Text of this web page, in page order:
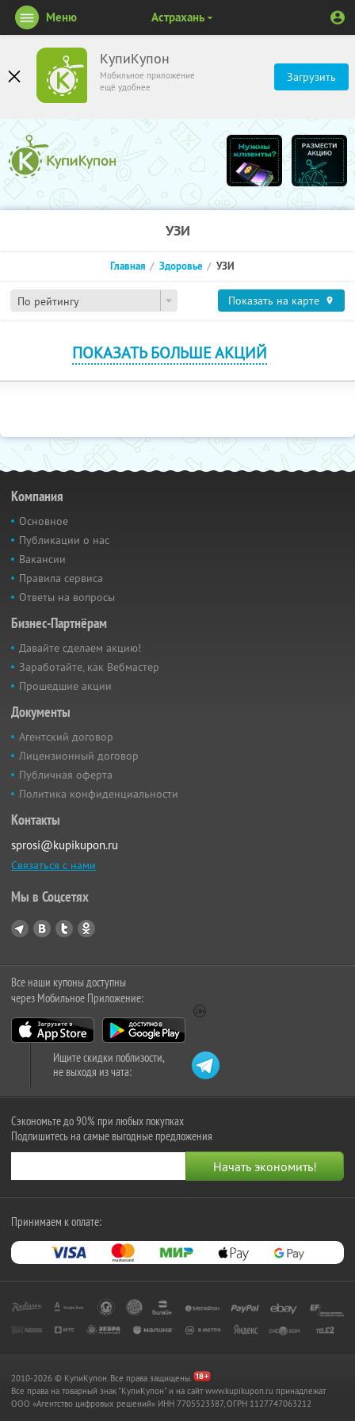
КупиКупон
Мобильное приложение
ещё удобнее
Загрузить
Меню Астрахань
УЗИ
По рейтингу
Главная Здоровье УЗИ
Показать на карте
ПОКАЗАТЬ БОЛЬШЕ АКЦИЙ
Компания
Основное
Публикации о нас
Вакансии
Правила сервиса
Ответы на вопросы
Бизнес-Партнёрам
Давайте сделаем акцию!
Заработайте, как Вебмастер
Прошедшие акции
Документы
Агентский договор
Лицензионный договор
Публичная оферта
Политика конфиденциальности
Контакты
sprosi@kupikupon.ru
Связаться с нами
Мы в Соцсетях
Все наши купоны доступны
через Мобильное Приложение:
Ищите скидки поблизости,
не выходя из чата:
Сэкономьте до 90% при любых покупках
Подпишитесь на самые выгодные предложения
Принимаем к оплате:
2010-2026 © КупиКупон. Все права защищены.
Все права на товарный знак "КупиКупон" и на сайт www.kupikupon.ru принадлежат
OOO «Агентство цифровых решений» ИНН 7705523387, ОГРН 1127747063212